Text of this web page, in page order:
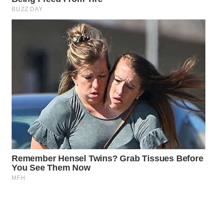
WAHANA
WAHANANEWS
ID
WAHANANEWS
CO ID
WAHANANEWS